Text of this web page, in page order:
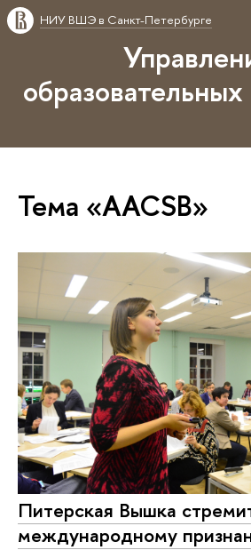
НИУ ВШЭ в Санкт-Петербурге
Тема «AACSB»
Питерская Вышка
международному